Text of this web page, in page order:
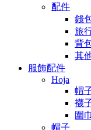
配件
錢
旅
背
其
服飾配件
Hoja
帽
襪
圍巾
帽子